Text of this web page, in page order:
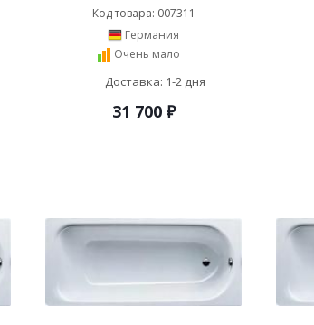
Код товара: 007311
Германия
Очень мало
Доставка: 1-2 дня
31 700₽